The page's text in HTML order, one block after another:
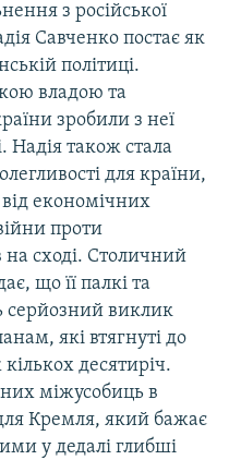
з російської
Савченко постає як
політиці.
владою та
зробили з неї
Надія також стала
для країни,
економічних
проти
на сході. Столичний
що її палкі та
серйозний виклик
які втягнуті до
десятиріч.
міжусобиць в
Кремля, який бажає
у дедалі глибші